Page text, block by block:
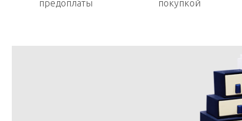
предоплаты
покупкой